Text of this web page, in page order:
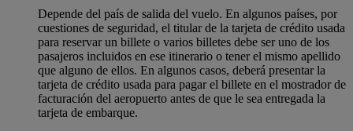
Depende del país de salida del vuelo. En algunos países, por
cuestiones de seguridad, el titular de la tarjeta de crédito usada
para reservar un billete o varios billetes debe ser uno de los
pasajeros incluidos en ese itinerario o tener el mismo apellido
que alguno de ellos. En algunos casos, deberá presentar la
tarjeta de crédito usada para pagar el billete en el mostrador de
facturación del aeropuerto antes de que le sea entregada la
tarjeta de embarque.